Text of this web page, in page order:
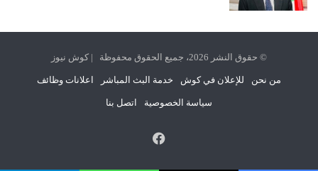
© حقوق النشر 2026، جميع الحقوق محفوظة | كوش نيوز
من نحن للإعلان في كوش خدمة البث المباشر اعلانات وظائف
سياسة الخصوصية اتصل بنا